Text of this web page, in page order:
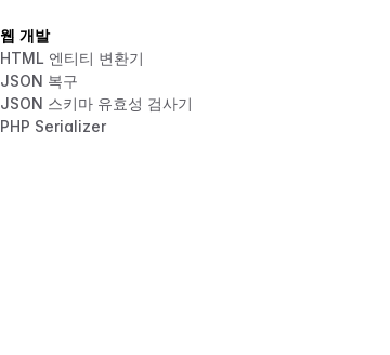
웹 개발
HTML 엔티티 변환기
JSON 복구
JSON 스키마 유효성 검사기
PHP Serializer